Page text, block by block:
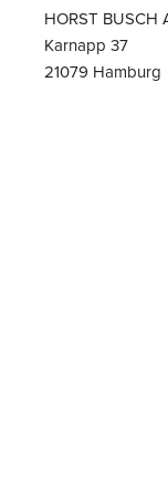
HORST BUSCH
Karnapp 37
21079 Hamburg